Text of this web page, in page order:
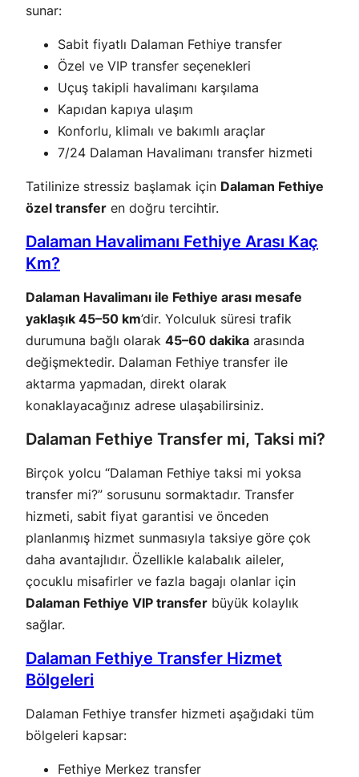
sunar:
Sabit fiyatlı Dalaman Fethiye transfer
Özel ve VIP transfer seçenekleri
Uçuş takipli havalimanı karşılama
Kapıdan kapıya ulaşım
Konforlu, klimalı ve bakımlı araçlar
7/24 Dalaman Havalimanı transfer hizmeti
Tatilinize stressiz başlamak için Dalaman Fethiye
özel transfer en doğru tercihtir.
Dalaman Havalimanı Fethiye Arası Kaç
Km?
Dalaman Havalimanı ile Fethiye arası mesafe
yaklaşık 45–50 km’dir. Yolculuk süresi trafik
durumuna bağlı olarak 45–60 dakika arasında
değişmektedir. Dalaman Fethiye transfer ile
aktarma yapmadan, direkt olarak
konaklayacağınız adrese ulaşabilirsiniz.
Dalaman Fethiye Transfer mi, Taksi mi?
Birçok yolcu “Dalaman Fethiye taksi mi yoksa
transfer mi?” sorusunu sormaktadır. Transfer
hizmeti, sabit fiyat garantisi ve önceden
planlanmış hizmet sunmasıyla taksiye göre çok
daha avantajlıdır. Özellikle kalabalık aileler,
çocuklu misafirler ve fazla bagajı olanlar için
Dalaman Fethiye VIP transfer büyük kolaylık
sağlar.
Dalaman Fethiye Transfer Hizmet
Bölgeleri
Dalaman Fethiye transfer hizmeti aşağıdaki tüm
bölgeleri kapsar:
Fethiye Merkez transfer